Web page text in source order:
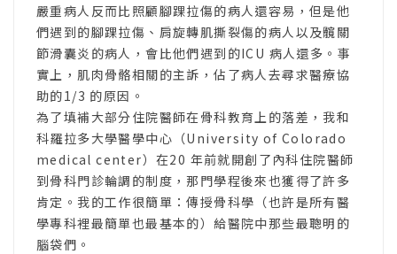
嚴重病人反而比照顧腳踝拉傷的病人還容易，但是他
們遇到的腳踝拉傷、肩旋轉肌撕裂傷的病人以及髖關
節滑囊炎的病人，會比他們遇到的ICU 病人還多。事
實上，肌肉骨骼相關的主訴，佔了病人去尋求醫療協
助的1/3 的原因。
為了填補大部分住院醫師在骨科教育上的落差，我和
科羅拉多大學醫學中心（University of Colorado
medical center）在20 年前就開創了內科住院醫師
到骨科門診輪調的制度，那門學程後來也獲得了許多
肯定。我的工作很簡單：傳授骨科學（也許是所有醫
學專科裡最簡單也最基本的）給醫院中那些最聰明的
腦袋們。